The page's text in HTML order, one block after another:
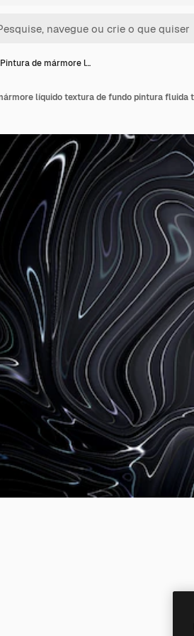
Pintura de mármore l…